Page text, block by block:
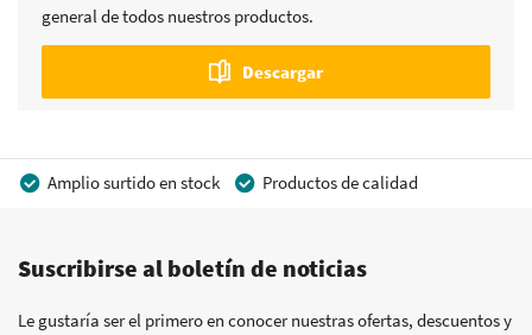
general de todos nuestros productos.
Descargar
Amplio surtido en stock
Productos de calidad
Asesoramiento personal
Más de 40 años de experiencia
Posibilidad de crear marca privada
Suscribirse al boletín de noticias
Le gustaría ser el primero en conocer nuestras ofertas, descuentos y